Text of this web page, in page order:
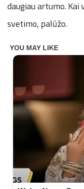
daugiau artumo.
svetimo, palūžo.